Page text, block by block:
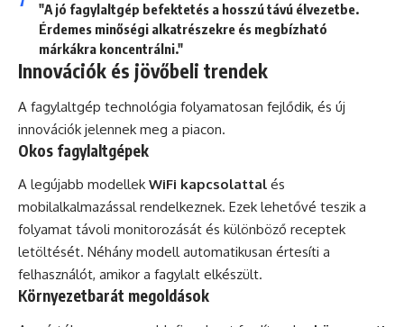
"A jó fagylaltgép befektetés a hosszú távú élvezetbe.
Érdemes minőségi alkatrészekre és megbízható
márkákra koncentrálni."
Innovációk és jövőbeli trendek
A fagylaltgép technológia folyamatosan fejlődik, és új
innovációk jelennek meg a piacon.
Okos fagylaltgépek
A legújabb modellek WiFi kapcsolattal és
mobilalkalmazással rendelkeznek. Ezek lehetővé teszik a
folyamat távoli monitorozását és különböző receptek
letöltését. Néhány modell automatikusan értesíti a
felhasználót, amikor a fagylalt elkészült.
Környezetbarát megoldások